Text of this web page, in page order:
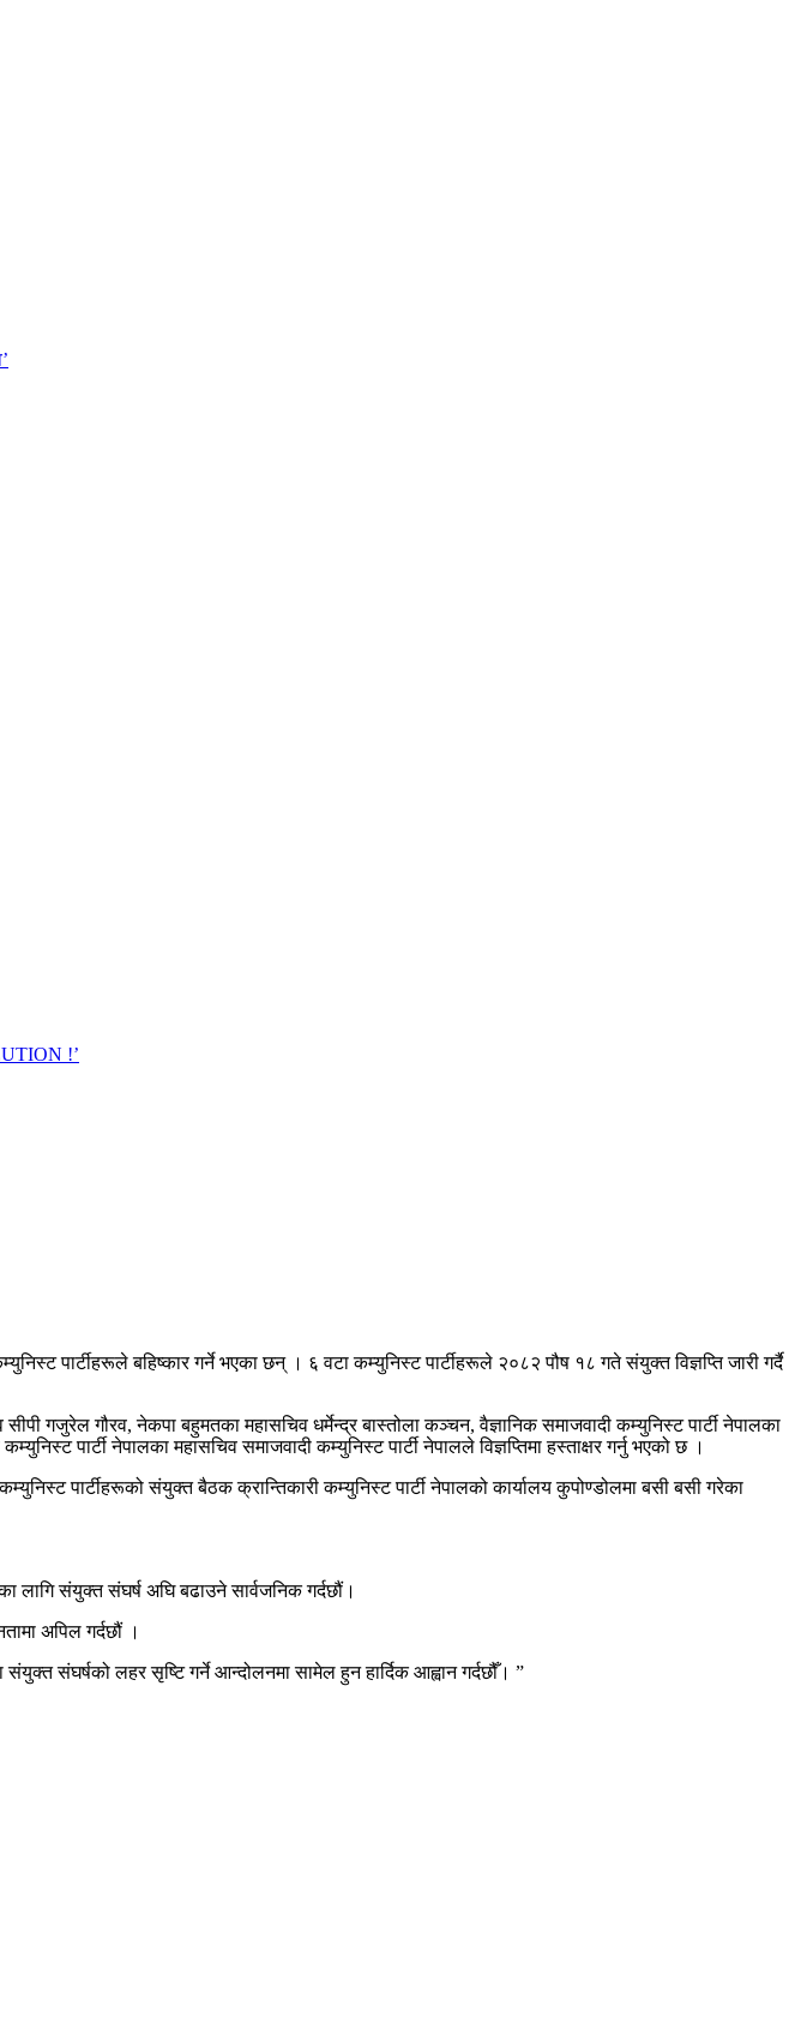
पार्टीहरूले बहिष्कार गर्ने भएका छन् । ६ वटा कम्युनिस्ट पार्टीहरूले २०८२ पौष १८ गते संयुक्त विज्ञप्ति जारी गर्दै
सीपी गजुरेल गौरव, नेकपा बहुमतका महासचिव धर्मेन्द्र बास्तोला कञ्चन, वैज्ञानिक समाजवादी कम्युनिस्ट पार्टी नेपालका
पार्टी नेपालका महासचिव समाजवादी कम्युनिस्ट पार्टी नेपालले विज्ञप्तिमा हस्ताक्षर गर्नु भएको छ ।
पार्टीहरूको संयुक्त बैठक क्रान्तिकारी कम्युनिस्ट पार्टी नेपालको कार्यालय कुपोण्डोलमा बसी बसी गरेका
लागि संयुक्त संघर्ष अघि बढाउने सार्वजनिक गर्दछौं।
अपिल गर्दछौं ।
संयुक्त संघर्षको लहर सृष्टि गर्ने आन्दोलनमा सामेल हुन हार्दिक आह्वान गर्दछौँ। ”